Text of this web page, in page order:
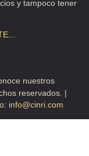
y tampoco tener
nuestros
reservados. |
info@cinri.com